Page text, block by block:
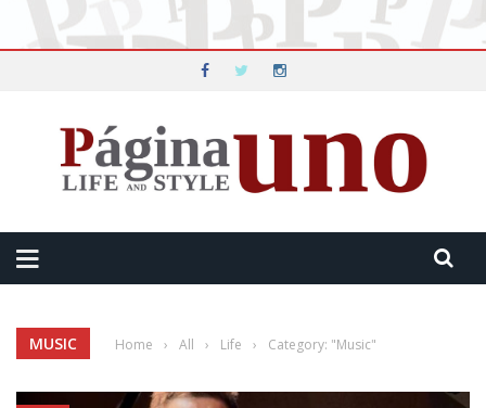
MUSIC Home › All › Life › Category: "Music"